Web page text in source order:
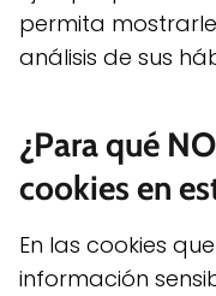
permita
análisis de sus
¿Para qué
cookies en
En las cookies
información